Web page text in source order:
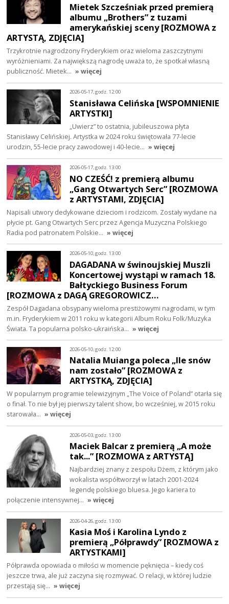
Mietek Szcześniak przed premierą
albumu „Brothers” z tuzami
amerykańskiej sceny [ROZMOWA z
ARTYSTĄ, ZDJĘCIA]
Trzykrotnie nagrodzony Fryderykiem oraz wieloma zaszczytnymi
wyróżnieniami. Za największą nagrodę uważa to, że spotkał własną
publiczność. Mietek… » więcej
2026-05-17, godz. 12:00
Stanisława Celińska [WSPOMNIENIE
ARTYSTKI]
„Uwierz” to ostatnia, jubileuszowa płyta
Stanisławy Celińskiej. Artystka w 2024 roku świętowała 77-lecie
urodzin, 55-lecie pracy zawodowej i 40-lecie… » więcej
2026-05-17, godz. 13:00
NO CZEŚĆ! z premierą albumu
„Gang Otwartych Serc” [ROZMOWA
z ARTYSTAMI, ZDJĘCIA]
Napisali utwory dedykowane dzieciom i rodzicom. Zostały wydane na
płycie pt. Gang Otwartych Serc przez Agencja Muzyczna Polskiego
Radia pod patronatem Polskie… » więcej
2026-05-10, godz. 13:00
DAGADANA w świnoujskiej Muszli
Koncertowej wystąpi w ramach 18.
Bałtyckiego Business Forum
[ROZMOWA z DAGĄ GREGOROWICZ…
Zespół Dagadana obsypany wieloma prestiżowymi nagrodami, w tym
m.in. Fryderykiem w 2011 roku w kategorii Album Roku Folk/Muzyka
Świata. Ta popularna polsko-ukraińska… » więcej
2026-05-10, godz. 12:00
Natalia Muianga poleca „Ile snów
nam zostało” [ROZMOWA z
ARTYSTKĄ, ZDJĘCIA]
W popularnym programie telewizyjnym „The Voice of Poland” otarła się
o finał. To nie był jej pierwszy talent show, bo wcześniej, w 2015 roku
starowała… » więcej
2026-05-03, godz. 13:00
Maciek Balcar z premierą „A może
tak...” [ROZMOWA z ARTYSTĄ]
Najbardziej znany z zespołu Dżem, z którym jako
wokalista współtworzył w latach 2001-2024
legendę polskiego bluesa. Jego kariera to
połączenie intensywnej… » więcej
2026-04-26, godz. 13:00
Kasia Moś i Karolina Lyndo z
premierą „Półprawdy” [ROZMOWA z
ARTYSTKAMI]
Półprawda opowiada o miłości w momencie pęknięcia – kiedy coś
jeszcze trwa, ale już zaczyna się rozmywać. O relacji, w której ludzie
przestają się… » więcej